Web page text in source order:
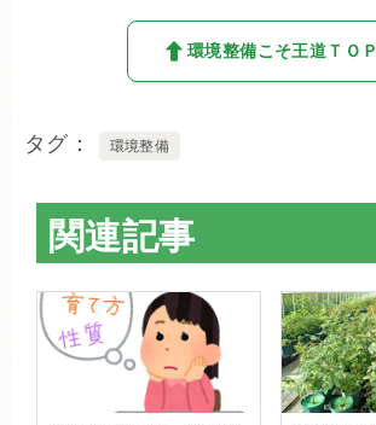
環境整備こそ王道ＴＯＰ
タグ 環境整備
関連記事